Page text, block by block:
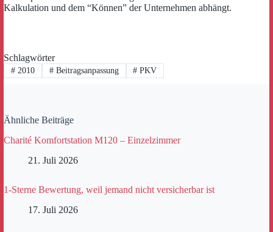
Kalkulation und dem “Können” der Unternehmen abhängt.
Schlagwörter
#2010 #Beitragsanpassung # PKV
Ähnliche Beiträge
Charité Komfortstation M120 – Einzelzimmer
21. Juli 2026
1-Sterne Bewertung, weil jemand nicht versicherbar ist
17. Juli 2026